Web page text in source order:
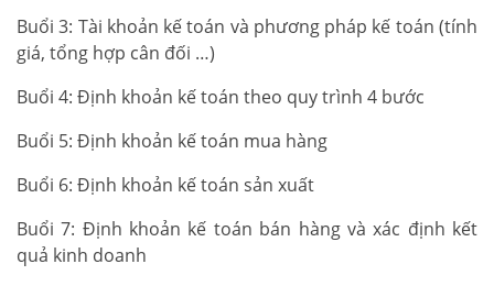
Buổi 3: Tài khoản kế toán và phương pháp kế toán (tính
giá, tổng hợp cân đối …)
Buổi 4: Định khoản kế toán theo quy trình 4 bước
Buổi 5: Định khoản kế toán mua hàng
Buổi 6: Định khoản kế toán sản xuất
Buổi 7: Định khoản kế toán bán hàng và xác định kết
quả kinh doanh